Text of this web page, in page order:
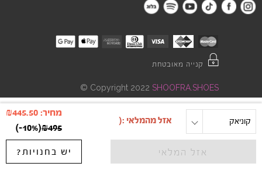
קוניאק מידה
מחיר: ₪445.50
₪495
(
-10%
)
אזל המלאי יש בחנויות?
קנייה מאובטחת
Copyright 2022 SHOOFRA.SHOES
©